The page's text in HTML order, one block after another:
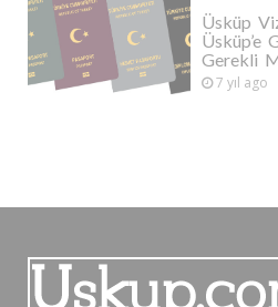
Üsküp
Üsküp’e
Gerekli
7 yıl ago